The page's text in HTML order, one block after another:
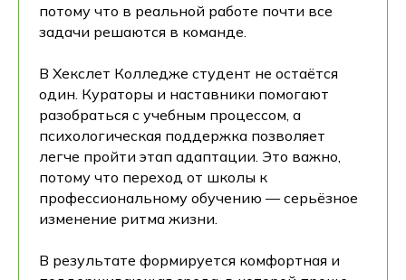
потому что в реальной работе почти все
задачи решаются в команде.
В Хекслет Колледже студент не остаётся
один. Кураторы и наставники помогают
разобраться с учебным процессом, а
психологическая поддержка позволяет
легче пройти этап адаптации. Это важно,
потому что переход от школы к
профессиональному обучению — серьёзное
изменение ритма жизни.
В результате формируется комфортная и